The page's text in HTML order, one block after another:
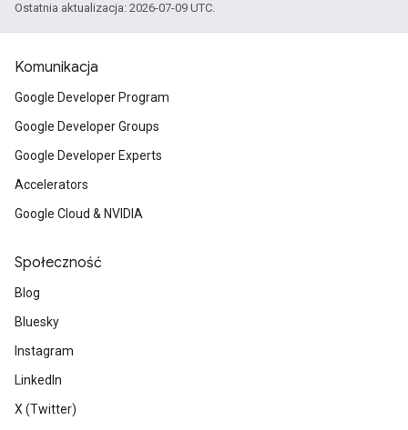
Ostatnia aktualizacja: 2026-07-09 UTC.
Komunikacja
Google Developer Program
Google Developer Groups
Google Developer Experts
Accelerators
Google Cloud & NVIDIA
Społeczność
Blog
Bluesky
Instagram
LinkedIn
X (Twitter)